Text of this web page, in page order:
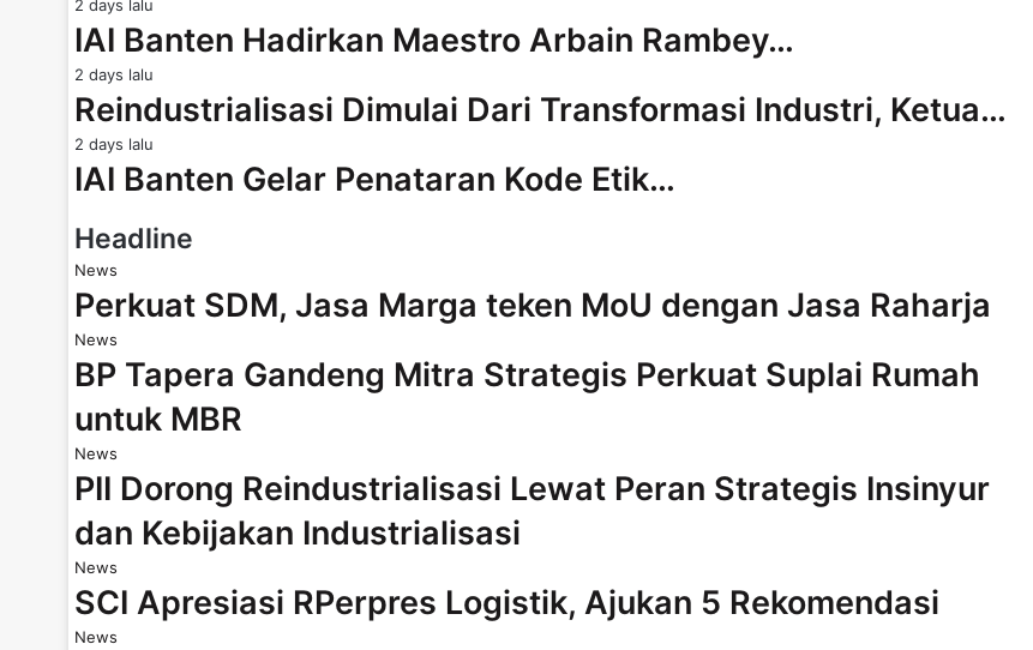
2 days lalu
IAI Banten Hadirkan Maestro Arbain Rambey…
2 days lalu
Reindustrialisasi Dimulai Dari Transformasi Industri, Ketua…
2 days lalu
IAI Banten Gelar Penataran Kode Etik…
Headline
News
Perkuat SDM, Jasa Marga teken MoU dengan Jasa Raharja
News
BP Tapera Gandeng Mitra Strategis Perkuat Suplai Rumah
untuk MBR
News
PII Dorong Reindustrialisasi Lewat Peran Strategis Insinyur
dan Kebijakan Industrialisasi
News
SCI Apresiasi RPerpres Logistik, Ajukan 5 Rekomendasi
News